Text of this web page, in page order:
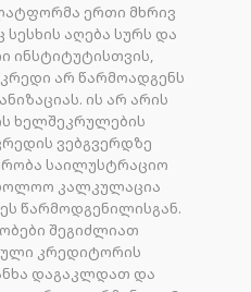
ერთი მხრივ
აღება სურს და
ინსტიტუტისთვის,
არ წარმოადგენს
ის არ არის
ხელშეკრულების
ვებგვერდზე
საილუსტრაციო
კალკულაცია
წარმოდგენილისგან.
შეგიძლიათ
კრედიტორის
დაგაკლდათ და